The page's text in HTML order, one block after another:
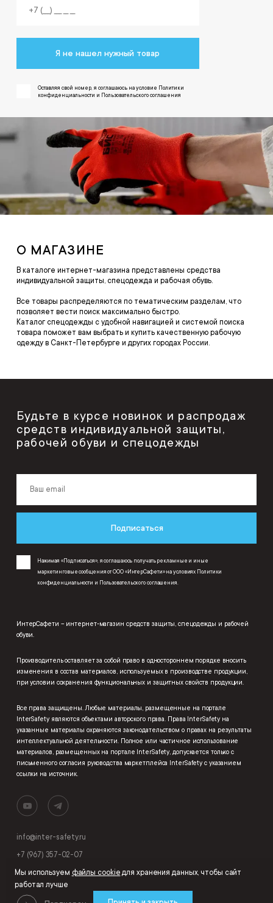
Я не нашел нужный товар
Оставляя свой номер, я соглашаюсь на условие Политики
конфиденциальности и Пользовательского соглашения
О МАГАЗИНЕ
В каталоге интернет-магазина представлены средства
индивидуальной защиты, спецодежда и рабочая обувь.
Все товары распределяются по тематическим разделам, что
позволяет вести поиск максимально быстро.
Каталог спецодежды с удобной навигацией и системой поиска
товара поможет вам выбрать и купить качественную рабочую
одежду в Санкт-Петербурге и других городах России.
Будьте в курсе новинок и распродаж
средств индивидуальной защиты,
рабочей обуви и спецодежды
Подписаться
Нажимая «Подписаться», я соглашаюсь получать рекламные и иные
маркетинговые сообщения от ООО «ИнтерСафети» на условиях Политики
конфиденциальности и Пользовательского соглашения
ИнтерСафети – интернет-магазин средств защиты, спецодежды и рабочей
обуви.
Производитель оставляет за собой право в одностороннем порядке вносить
изменения в состав материалов, используемых в производстве продукции,
при условии сохранения функциональных и защитных свойств продукции.
Все права защищены. Любые материалы, размещенные на портале
InterSafety являются объектами авторского права. Права InterSafety на
указанные материалы охраняются законодательством о правах на результаты
интеллектуальной деятельности. Полное или частичное использование
материалов, размещенных на портале InterSafety, допускается только с
письменного согласия руководства маркетплейса InterSafety с указанием
ссылки на источник.
info@inter-safety.ru
+7 (967) 357-02-07
Мы используем файлы cookieдля хранения данных, чтобы сайт
работал лучше